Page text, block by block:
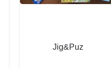
Jig&Puz